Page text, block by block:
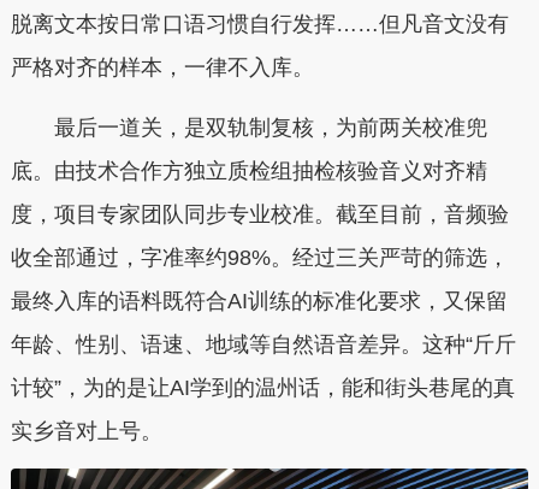
脱离文本按日常口语习惯自行发挥……但凡音文没有
严格对齐的样本，一律不入库。
最后一道关，是双轨制复核，为前两关校准兜
底。由技术合作方独立质检组抽检核验音义对齐精
度，项目专家团队同步专业校准。截至目前，音频验
收全部通过，字准率约98%。经过三关严苛的筛选，
最终入库的语料既符合AI训练的标准化要求，又保留
年龄、性别、语速、地域等自然语音差异。这种“斤斤
计较”，为的是让AI学到的温州话，能和街头巷尾的真
实乡音对上号。